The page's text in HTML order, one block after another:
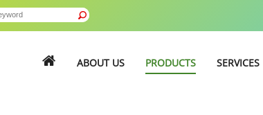
ABOUT US PRODUCTS SERVICES